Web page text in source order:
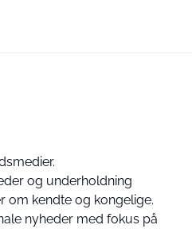
og underholdning
om kendte og kongelige.
nyheder med fokus på